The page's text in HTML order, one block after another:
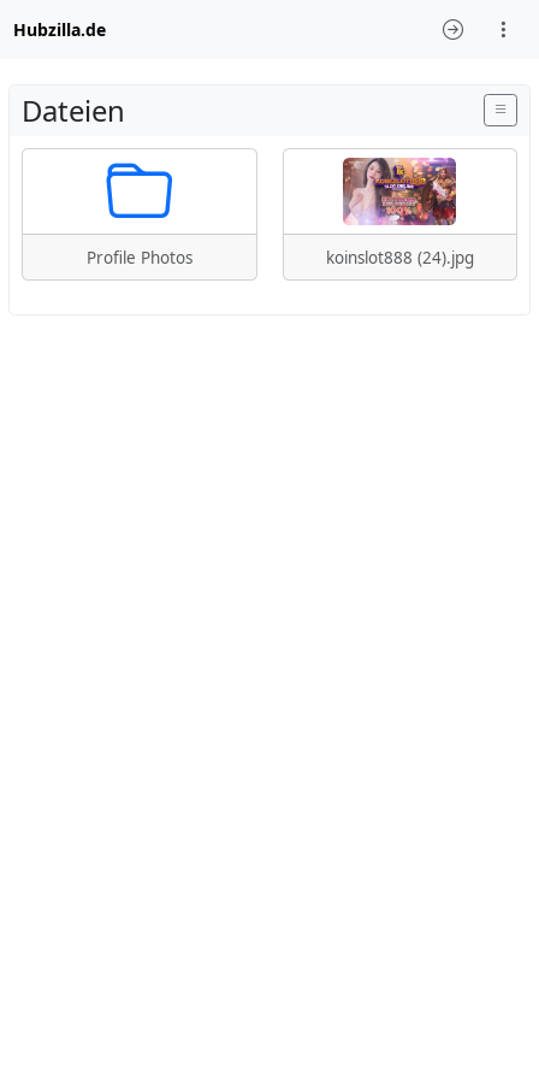
Hubzilla.de
Dateien
Profile Photos koinslot888 (24).jpg